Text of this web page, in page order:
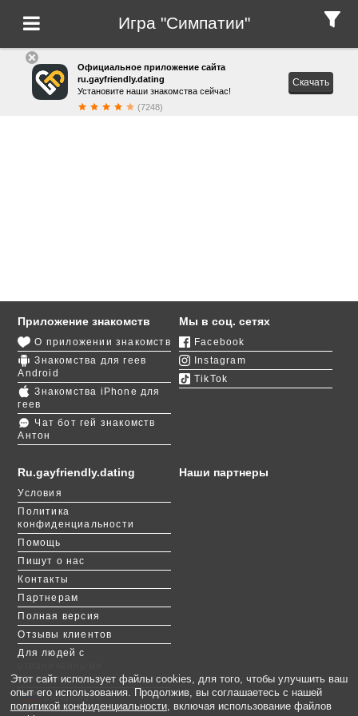
Игра "Симпатии"
Официальное приложение сайта
ru.gayfriendly.dating
Установите наши знакомства сейчас!
(7248)
Скачать
Ru.gayfriendly.dating
Условия
Политика
конфиденциальности
Помощь
Пишут о нас
Контакты
Партнерам
Полная версия
Отзывы клиентов
Для людей с
возможностями
Languages
Приложение знакомств
О приложении знакомств
Знакомства для геев
Android
Знакомства iPhone для
геев
Чат бот гей знакомств
Антон
Мы в соц. сетях
Facebook
Instagram
TikTok
Наши партнеры
Этот сайт использует файлы cookies, для того, чтобы улучшить ваш
опыт его использования. Продолжив, вы соглашаетесь с нашей
политикой конфиденциальности, включая использование файлов